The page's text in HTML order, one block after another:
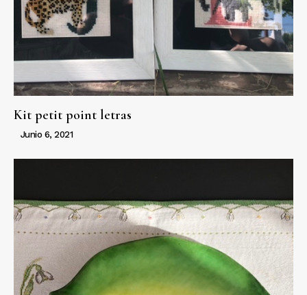
Kit petit point letras
Junio 6, 2021